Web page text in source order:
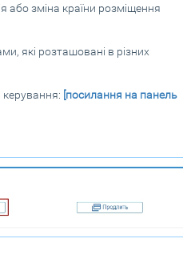
або зміна країни розміщення
які розташовані в різних
керування: [посилання на панель